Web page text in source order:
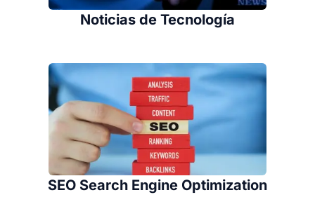
Noticias de Tecnología
SEO Search Engine Optimization